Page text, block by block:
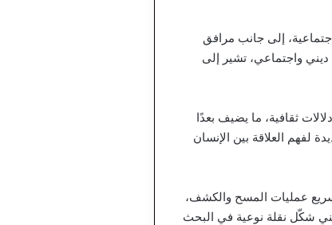
إلى جانب مرافق
واجتماعي، تشير إلى
ثقافية، ما يضيف بعدًا
لفهم العلاقة بين الإنسان
عمليات المسح والكشف،
شكّل نقلة نوعية في البحث